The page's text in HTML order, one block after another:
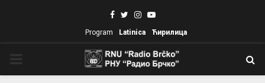
Facebook
TwitterInstagram
Youtube
Program Latinica Ћирилица